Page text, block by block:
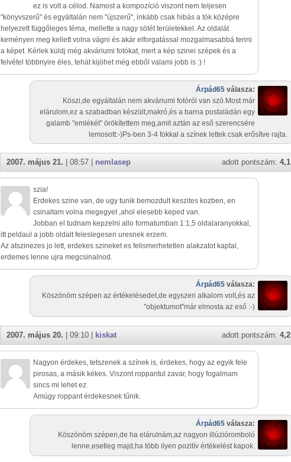
ez is volt a célod. Namost a kompozíció viszont nem teljesen
"könyvszerű" és egyáltalán nem "újszerű", inkább csak hibás a tök középre
helyezett függőleges téma, mellette a nagy sötét területekkel. Az oldalát
keményen meg kellett volna vágni és akár elforgatással mozgalmasabbá tenni
a képet. Kérlek küldj még akváriumi fotókat, mert a kép szinei szépek és a
felvétel többnyire éles, tehát kijöhet még ebből valami jobb is :) !
Árpád65 válasza:
Köszi,de egyáltalán nem akváriumi fotóról van szó.Most már
elárulom,ez a szabadban készült,makró,és a barna postaládán egy
galamb "emlékét" örökítettem meg,amit aztán az eső szerencsére
lemosott:-)Ps-ben 3-4 fokkal a színek lettek csak erősítve rajta.
adott pontszám: 4,1
2007. május 21. | 08:57 | nemlasep
szia!
Erdekes szine van, de ugy tunik bemozdult keszites kozben, en
csinaltam volna megegyet ,ahol elesebb keped van.
Jobban el tudnam kepzelni allo formatumban 1:1,5 oldalaranyokkal,
itt peldaul a jobb oldalt feleslegesen uresnek erzem.
Az atszinezes jo lett, erdekes szineket es felismerhetetlen alakzatot kaptal,
erdemes lenne ujra megcsinalnod.
Árpád65 válasza:
Köszönöm szépen az értékelésedet,de egyszeri alkalom volt,és az
"objektumot"már elmosta az eső :-)
adott pontszám: 4,2
2007. május 20. | 09:10 | kiskat
Nagyon érdekes, tetszenek a színek is, érdekes, hogy az egyik fele
pirosas, a másik kékes. Viszont roppantul zavar, hogy fogalmam
sincs mi lehet ez.
Amúgy roppant érdekesnek tűnik.
Árpád65 válasza:
Köszönöm szépen,de ha elárulnám,az nagyon illúzióromboló
lenne,esetleg majd,ha több ilyen pozitív értékelést kapok.